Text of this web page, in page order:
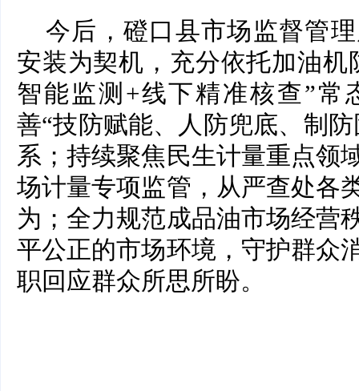
今后，磴口县市场监督管
安装为契机，充分依托加油机
智能监测+线下精准核查”常
善“技防赋能、人防兜底、制
系；持续聚焦民生计量重点领
场计量专项监管，从严查处各
为；全力规范成品油市场经营
平公正的市场环境，守护群众
职回应群众所思所盼。